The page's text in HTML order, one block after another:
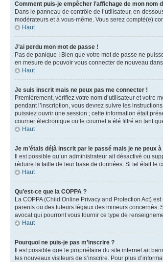
Comment puis-je empêcher l’affichage de mon nom
Dans le panneau de contrôle de l’utilisateur, en-
modérateurs et à vous-même. Vous serez compté(e)
Haut
J’ai perdu mon mot de passe !
Pas de panique ! Bien que votre mot de passe ne
en mesure de pouvoir vous connecter de nouveau
Haut
Je suis inscrit mais ne peux pas me connecter !
Premièrement, vérifiez votre nom d’utilisateur et votre
pendant l’inscription, vous devrez suivre les
puissiez ouvrir une session ; cette information était
courrier électronique ou le courriel a été filtré en tant
Haut
Je m’étais déjà inscrit par le passé mais je ne peux
Il est possible qu’un administrateur ait désactivé ou
réduire la taille de leur base de données. Si tel était le
Haut
Qu’est-ce que la COPPA ?
La COPPA (Child Online Privacy and Protection Act)
parents ou des tuteurs légaux des mineurs concernés.
avocat qui pourront vous fournir ce type de
Haut
Pourquoi ne puis-je pas m’inscrire ?
Il est possible que le propriétaire du site internet ait
les nouveaux visiteurs de s’inscrire. Pour plus